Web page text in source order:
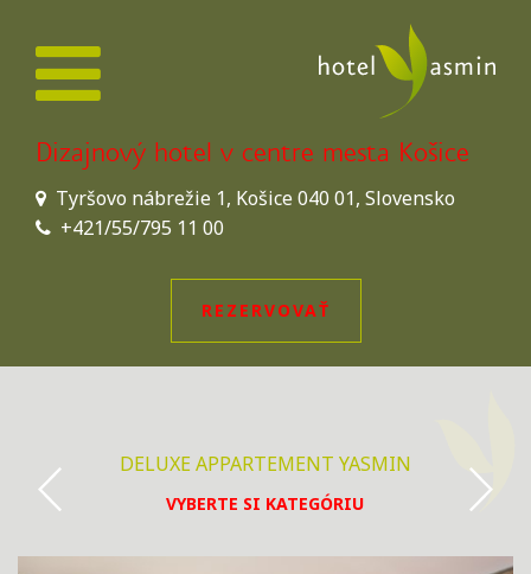
Dizajnový hotel v centre mesta Košice
Tyršovo nábrežie 1, Košice 040 01, Slovensko
+421/55/795 11 00
REZERVOVAŤ
DELUXE APPARTEMENT YASMIN
VYBERTE SI KATEGÓRIU